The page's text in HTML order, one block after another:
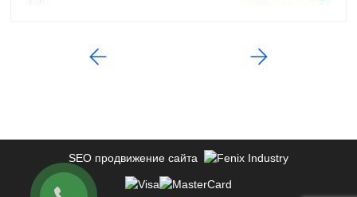
SEO продвижение сайта